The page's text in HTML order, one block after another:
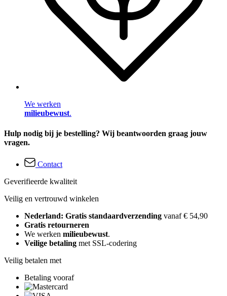
We werken
milieubewust.
Hulp nodig bij je bestelling? Wij beantwoorden graag jouw
vragen.
Contact
Geverifieerde kwaliteit
Veilig en vertrouwd winkelen
Nederland: Gratis standaardverzending vanaf € 54,90
Gratis retourneren
We werken milieubewust.
Veilige betaling met SSL-codering
Veilig betalen met
Betaling vooraf